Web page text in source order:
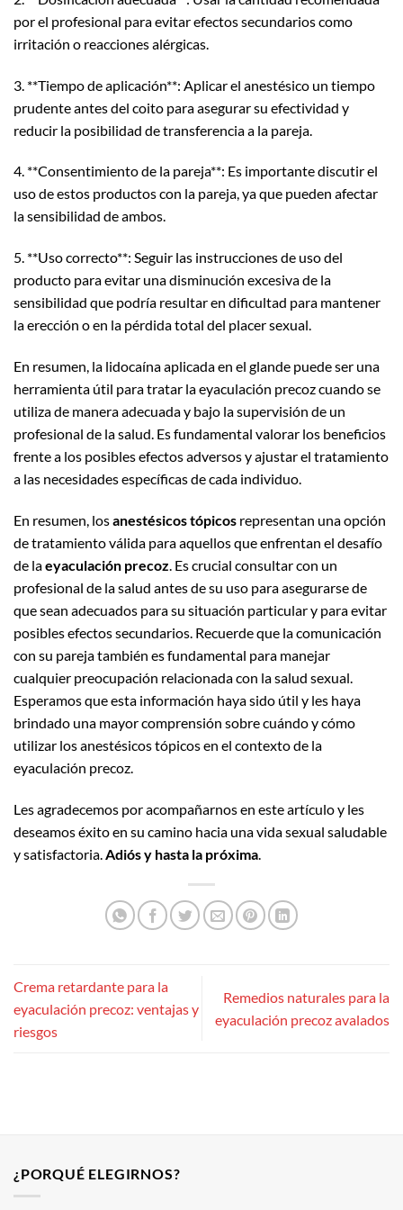
por el profesional para evitar efectos secundarios como
irritación o reacciones alérgicas.
3. **Tiempo de aplicación**: Aplicar el anestésico un tiempo
prudente antes del coito para asegurar su efectividad y
reducir la posibilidad de transferencia a la pareja.
4. **Consentimiento de la pareja**: Es importante discutir el
uso de estos productos con la pareja, ya que pueden afectar
la sensibilidad de ambos.
5. **Uso correcto**: Seguir las instrucciones de uso del
producto para evitar una disminución excesiva de la
sensibilidad que podría resultar en dificultad para mantener
la erección o en la pérdida total del placer sexual.
En resumen, la lidocaína aplicada en el glande puede ser una
herramienta útil para tratar la eyaculación precoz cuando se
utiliza de manera adecuada y bajo la supervisión de un
profesional de la salud. Es fundamental valorar los beneficios
frente a los posibles efectos adversos y ajustar el tratamiento
a las necesidades específicas de cada individuo.
En resumen, losanestésicos tópicos representan una opción
de tratamiento válida para aquellos que enfrentan el desafío
de laeyaculación precoz. Es crucial consultar con un
profesional de la salud antes de su uso para asegurarse de
que sean adecuados para su situación particular y para evitar
posibles efectos secundarios. Recuerde que la comunicación
con su pareja también es fundamental para manejar
cualquier preocupación relacionada con la salud sexual.
Esperamos que esta información haya sido útil y les haya
brindado una mayor comprensión sobre cuándo y cómo
utilizar los anestésicos tópicos en el contexto de la
eyaculación precoz.
Les agradecemos por acompañarnos en este artículo y les
deseamos éxito en su camino hacia una vida sexual saludable
y satisfactoria. Adiós y hasta la próxima
Crema retardante para la
eyaculación precoz: ventajas y
riesgos
Remedios naturales para la
eyaculación precoz avalados
¿PORQUÉ ELEGIRNOS?